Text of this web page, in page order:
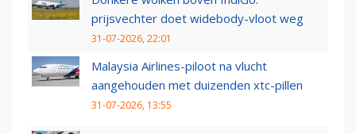
prijsvechter doet widebody-vloot weg
31-07-2026, 22:01
Malaysia Airlines-piloot na vlucht
aangehouden met duizenden xtc-pillen
31-07-2026, 13:55